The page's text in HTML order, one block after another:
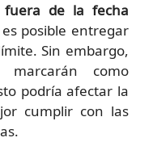
fuera de la fecha
posible entregar
Sin embargo,
como
podría afectar la
cumplir con las